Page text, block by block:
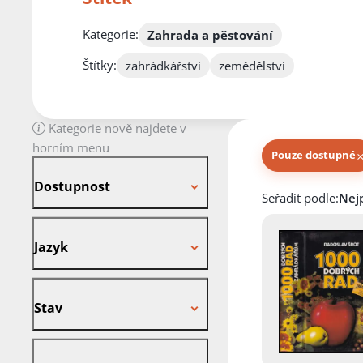
Kategorie: Zahrada a pěstování
Štítky: zahrádkářství zemědělství
Kategorie nově najdete v
horním menu
Dostupnost
Jazyk
Stav
Pouze dostupné
Knihy autora
Seřadit podle: